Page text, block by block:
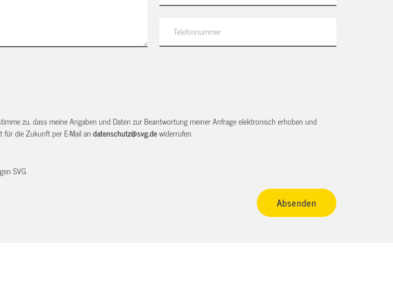
zu, dass meine Angaben und Daten zur Beantwortung meiner Anfrage elektronisch erhoben und
für die Zukunft per E-Mail andatenschutz@svg.dewiderrufen.
SVG